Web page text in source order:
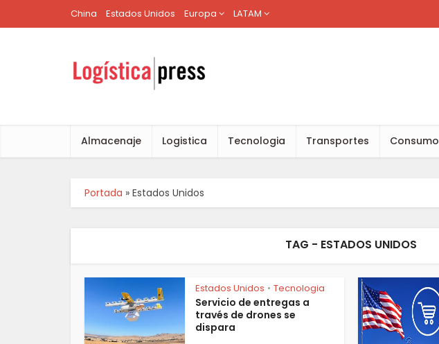
China Estados Unidos Europa LATAM
Almacenaje Logistica Tecnologia Transportes Consumo
Portada » Estados Unidos
TAG - ESTADOS UNIDOS
Estados Unidos • Tecnologia
Servicio de entregas a
través de drones se
dispara